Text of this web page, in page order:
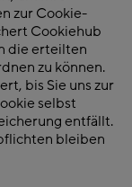
zur Cookie-
Cookiehub
die erteilten
zu können.
bis Sie uns zur
selbst
entfällt.
bleiben